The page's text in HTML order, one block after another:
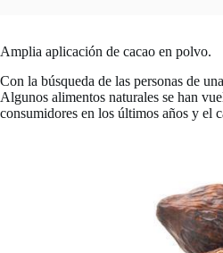
Amplia aplicación de cacao en polvo.
Con la búsqueda de las personas de
Algunos alimentos naturales se han
consumidores en los últimos años y el